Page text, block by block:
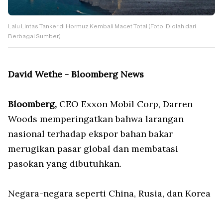
Lalu Lintas Tanker di Hormuz Kembali Macet Total (Foto: Diolah dari
Berbagai Sumber)
David Wethe - Bloomberg News
Bloomberg, CEO Exxon Mobil Corp, Darren
Woods memperingatkan bahwa larangan
nasional terhadap ekspor bahan bakar
merugikan pasar global dan membatasi
pasokan yang dibutuhkan.
Negara-negara seperti China, Rusia, dan Korea